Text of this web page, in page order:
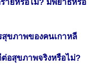
ยหรือไม่? มีพยาธิหรือ
ขภาพของคนเกาหลี
อสุขภาพจริงหรือไม่?